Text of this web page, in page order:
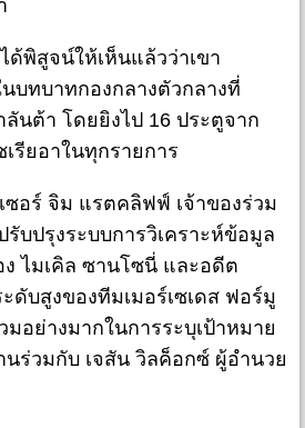
ด้พิสูจน์ให้เห็นแล้วว่าเขา
บทบาทกองกลางตัวกลางที่
นต้า โดยยิงไป 16 ประตูจาก
รียอาในทุกรายการ
ซอร์ จิม แรตคลิฟฟ์ เจ้าของร่วม
บปรุงระบบการวิเคราะห์ข้อมูล
ไมเคิล ซานโซนี่ และอดีต
ดับสูงของทีมเมอร์เซเดส ฟอร์มู
อย่างมากในการระบุเป้าหมาย
ร่วมกับ เจสัน วิลค็อกซ์ ผู้อำนวย